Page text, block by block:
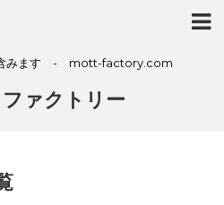
含みます - mott-factory.com
ァクトリー